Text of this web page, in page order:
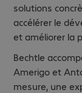
solutions
accélérer le
et améliorer la
Bechtle
Amerigo et
mesure, une